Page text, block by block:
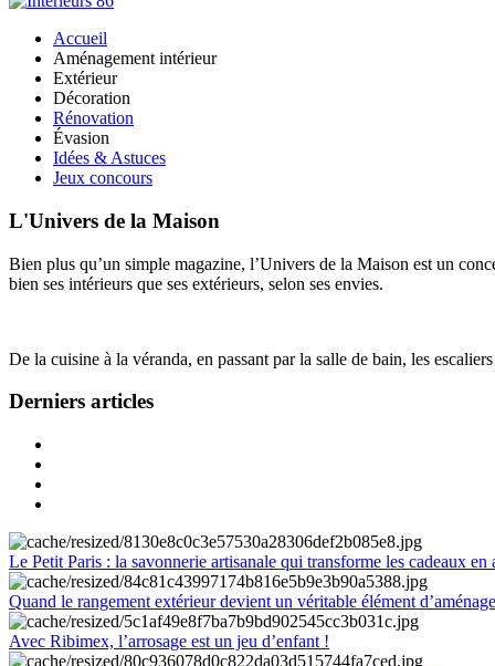
Accueil
Aménagement intérieur
Extérieur
Décoration
Rénovation
Évasion
Idées & Astuces
Jeux concours
L'Univers de la Maison
Bien plus qu’un simple magazine, l’Univers de la Maison est un
bien ses intérieurs que ses extérieurs, selon ses envies.
De la cuisine à la véranda, en passant par la salle de bain, les
Derniers articles
Le Petit Paris : la savonnerie artisanale qui transforme les cadeaux en
Quand le rangement extérieur devient un véritable élément
Avec Ribimex, l’arrosage est un jeu d’enfant !